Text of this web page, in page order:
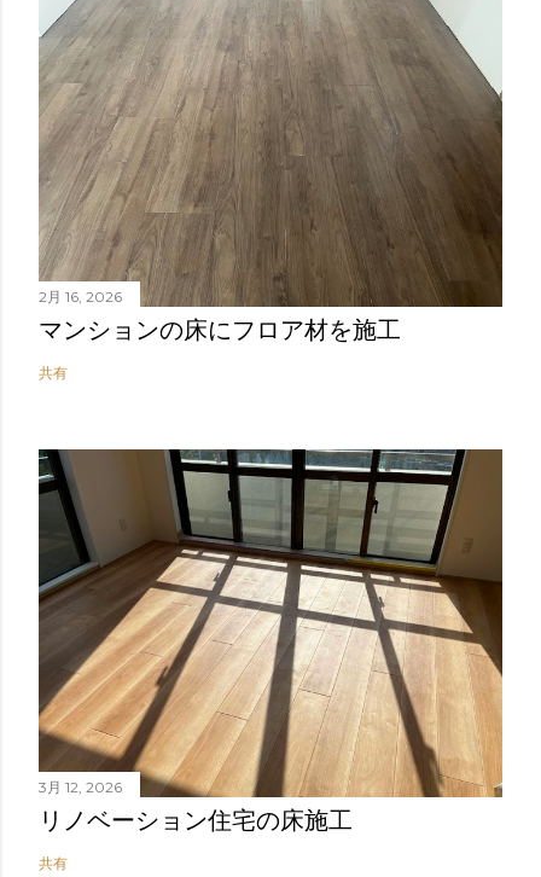
2月 16, 2026
マンションの床にフロア材を施工
共有
3月 12, 2026
リノベーション住宅の床施工
共有